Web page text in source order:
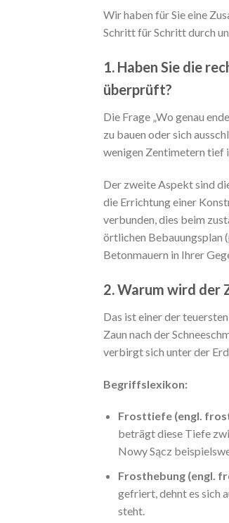
Wir haben für Sie eine
Schritt für Schritt durch
1. Haben Sie die
überprüft?
Die Frage „Wo genau
zu bauen oder sich
wenigen Zentimetern tief
Der zweite Aspekt sind
die Errichtung einer
verbunden, dies beim
örtlichen Bebauungsplan
Betonmauern in Ihrer
2. Warum wird der
Das ist einer der
Zaun nach der
verbirgt sich unter der
Begriffslexikon:
Frosttiefe (engl.
beträgt diese Tiefe
Nowy Sącz
Frosthebung (engl.
gefriert, dehnt es sich
steht.